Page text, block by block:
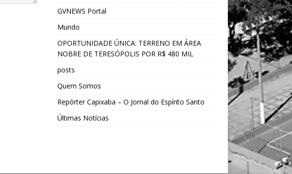
GVNEWS Portal
Mundo
OPORTUNIDADE ÚNICA: TERRENO EM ÁREA
NOBRE DE TERESÓPOLIS POR R$ 480 MIL
posts
Quem Somos
Repórter Capixaba – O Jornal do Espírito Santo
Últimas Notícias